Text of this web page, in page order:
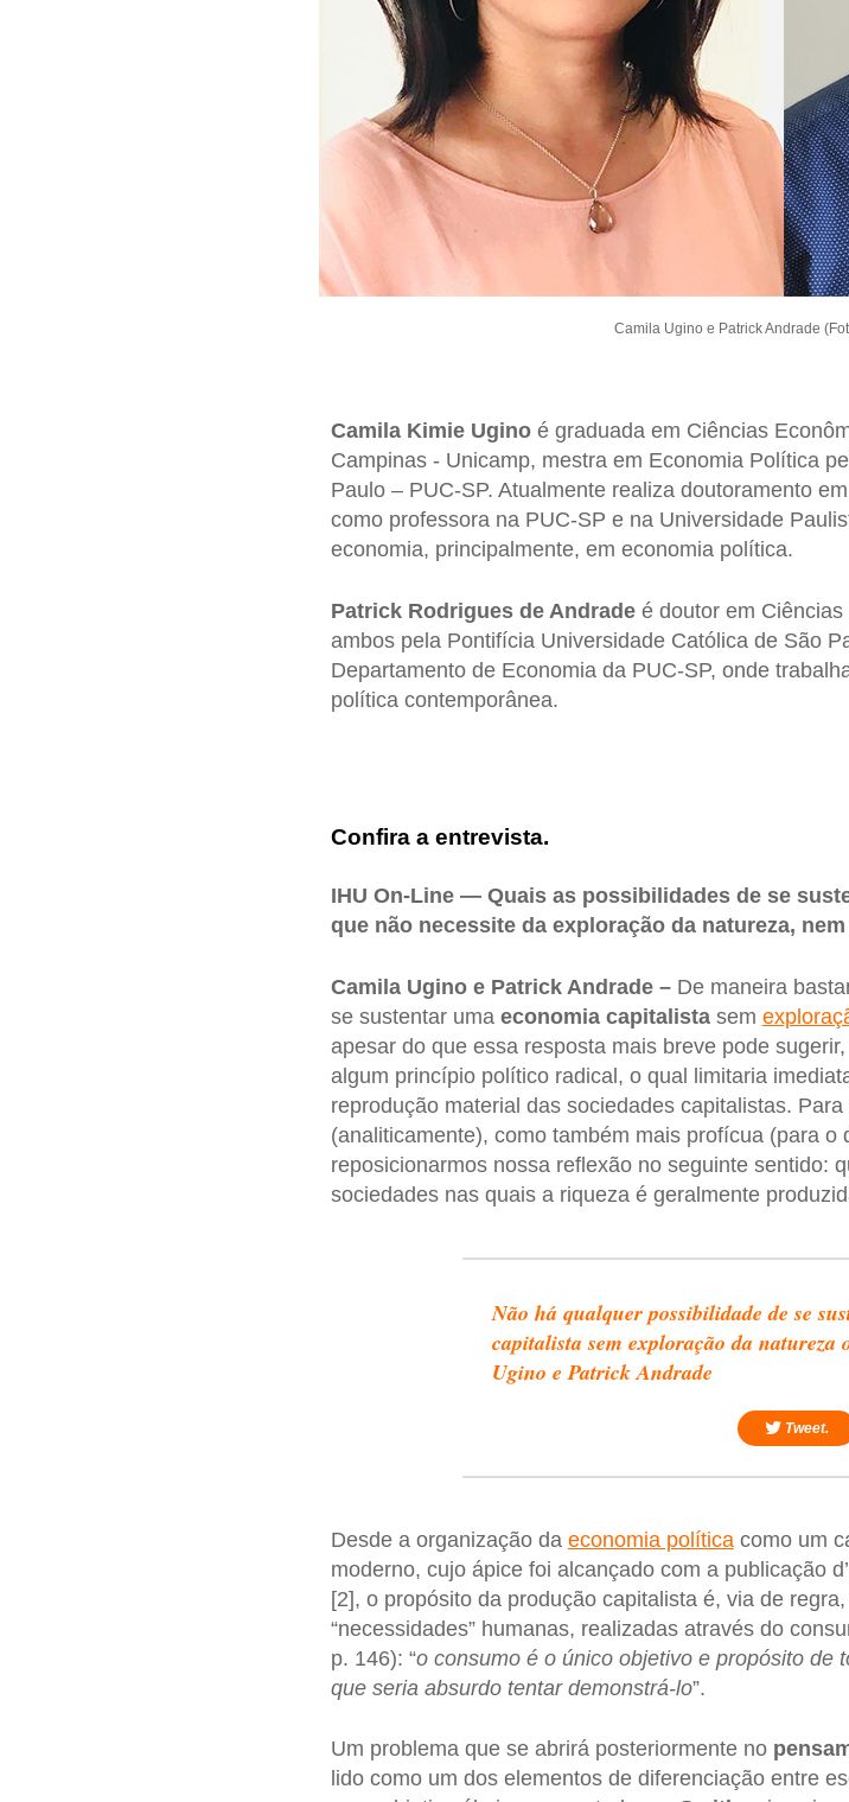
Camila Ugino e Patrick Andrade
Camila Kimie Uginoé graduada em Ciências
Campinas - Unicamp, mestra em Economia Política
Paulo – PUC-SP. Atualmente realiza doutoramento
como professora na PUC-SP e na Universidade
economia, principalmente, em economia política.
Patrick Rodrigues de Andradeé doutor em Ciências
ambos pela Pontifícia Universidade Católica de São
Departamento de Economia da PUC-SP, onde
política contemporânea.
Confira a entrevista.
IHU On-Line — Quais as possibilidades de se
que não necessite da exploração da natureza,
Camila Ugino e Patrick Andrade –De maneira
se sustentar uma economia capitalistasem
apesar do que essa resposta mais breve pode
algum princípio político radical, o qual limitaria
reprodução material das sociedades capitalistas.
(analiticamente), como também mais profícua (para
reposicionarmos nossa reflexão no seguinte sentido:
sociedades nas quais a riqueza é geralmente
Não há qualquer possibilidade de se
capitalista sem exploração da natureza
Ugino e Patrick Andrade
Tweet.
Desde a organização da economia políticacomo um
moderno, cujo ápice foi alcançado com a publicação d’
[2], o propósito da produção capitalista é, via de
“necessidades” humanas, realizadas através do
p. 146): “o consumo é o único objetivo e propósito de
que seria absurdo tentar demonstrá-lo”.
Um problema que se abrirá posteriormente no
lido como um dos elementos de diferenciação entre